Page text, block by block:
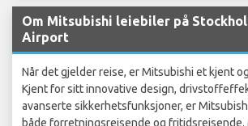
Om Mitsubishi leiebiler på
Airport
Når det gjelder reise, er Mitsubishi et kjent
Kjent for sitt innovative design,
avanserte sikkerhetsfunksjoner, er
både forretningsreisende og fritidsreisende.